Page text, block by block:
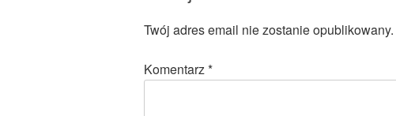
Twój adres email nie zostanie opublikowany.
Komentarz*